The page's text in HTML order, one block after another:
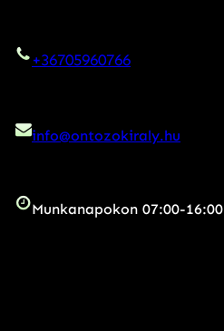
+36705960766
info@ontozokiraly.hu
Munkanapokon 07:00-16:00